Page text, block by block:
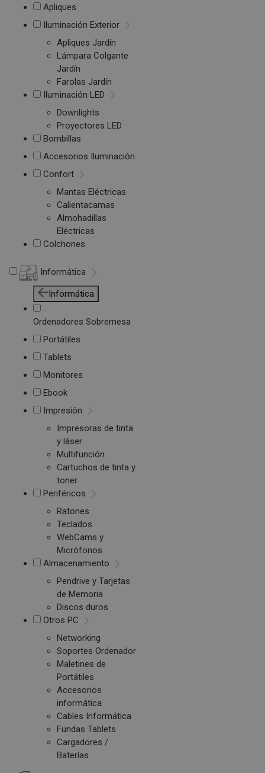
Apliques
Iluminación Exterior
Apliques Jardín
Lámpara Colgante
Jardín
Farolas Jardín
Iluminación LED
Downlights
Proyectores LED
Bombillas
Accesorios Iluminación
Confort
Mantas Eléctricas
Calientacamas
Almohadillas
Eléctricas
Colchones
Informática
Informática
Ordenadores Sobremesa
Portátiles
Tablets
Monitores
Ebook
Impresión
Impresoras de tinta
y láser
Multifunción
Cartuchos de tinta y
toner
Periféricos
Ratones
Teclados
WebCams y
Micrófonos
Almacenamiento
Pendrive y Tarjetas
de Memoria
Discos duros
Otros PC
Networking
Soportes Ordenador
Maletines de
Portátiles
Accesorios
informática
Cables Informática
Fundas Tablets
Cargadores /
Baterías